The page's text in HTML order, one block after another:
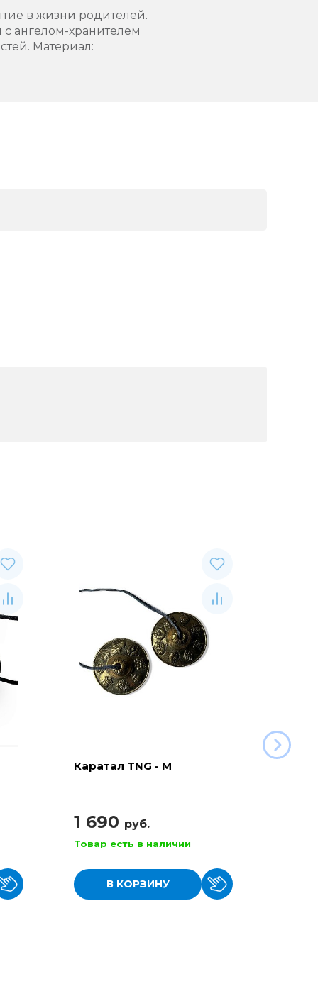
в жизни родителей.
ангелом-хранителем
Материал:
Каратал TNG - M
1 690 руб.
Товар есть в наличии
В КОРЗИНУ